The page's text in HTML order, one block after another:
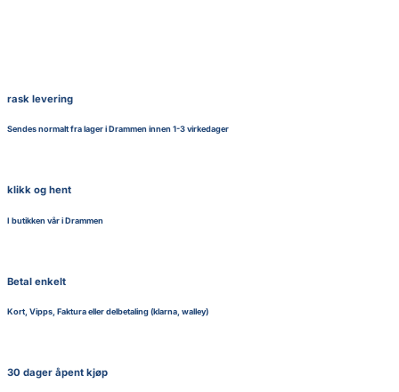
rask levering
Sendes normalt fra lager i Drammen innen 1-3 virkedager
klikk og hent
I butikken vår i Drammen
Betal enkelt
Kort, Vipps, Faktura eller delbetaling (klarna, walley)
30 dager åpent kjøp